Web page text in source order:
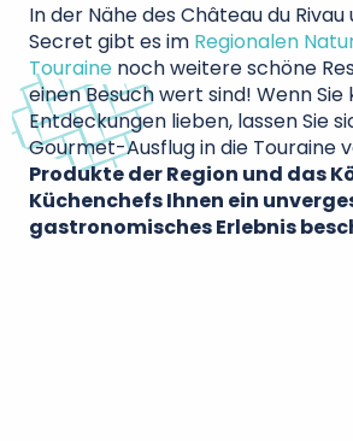
In der Nähe des Château du
Secret gibt es im Regionalen
Touraine noch weitere schöne
einen Besuch wert sind! Wenn Sie
Entdeckungen lieben, lassen Sie
Gourmet-Ausflug in die Touraine
Produkte der Region und das
Küchenchefs Ihnen ein
gastronomisches Erlebnis